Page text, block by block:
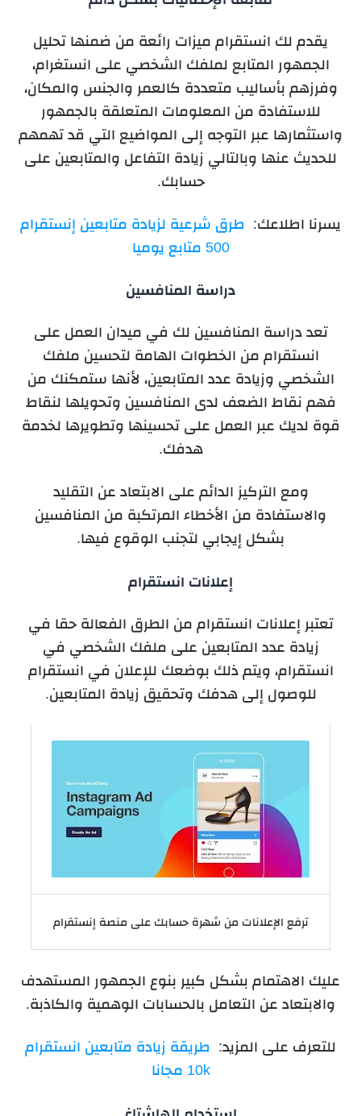
يقدم لك انستقرام ميزات رائعة من ضمنها تحليل
الجمهور المتابع لملفك الشخصي على انستغرام،
وفرزهم بأساليب متعددة كالعمر والجنس والمكان،
للاستفادة من المعلومات المتعلقة بالجمهور
واستثمارها عبر التوجه إلى المواضيع التي قد تهمهم
للحديث عنها وبالتالي زيادة التفاعل والمتابعين على
حسابك.
يسرنا اطلاعك: طرق شرعية لزيادة متابعين إنستقرام
500 متابع يوميا
دراسة المنافسين
تعد دراسة المنافسين لك في ميدان العمل على
انستقرام من الخطوات الهامة لتحسين ملفك
الشخصي وزيادة عدد المتابعين، لأنها ستمكنك من
فهم نقاط الضعف لدى المنافسين وتحويلها لنقاط
قوة لديك عبر العمل على تحسينها وتطويرها لخدمة
هدفك.
ومع التركيز الدائم على الابتعاد عن التقليد
والاستفادة من الأخطاء المرتكبة من المنافسين
بشكل إيجابي لتجنب الوقوع فيها.
إعلانات انستقرام
تعتبر إعلانات انستقرام من الطرق الفعالة حقا في
زيادة عدد المتابعين على ملفك الشخصي في
انستقرام، ويتم ذلك بوضعك للإعلان في انستقرام
للوصول إلى هدفك وتحقيق زيادة المتابعين.
ترفع الإعلانات من شهرة حسابك على منصة إنستقرام
عليك الاهتمام بشكل كبير بنوع الجمهور المستهدف
والابتعاد عن التعامل بالحسابات الوهمية والكاذبة.
للتعرف على المزيد: طريقة زيادة متابعين انستقرام
10k مجانا